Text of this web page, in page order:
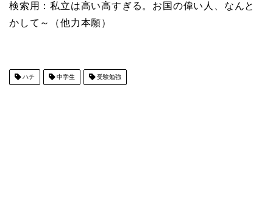
検索用：私立は高い高すぎる。お国の偉い人、なんと
かして～（他力本願）
ハチ 中学生 受験勉強